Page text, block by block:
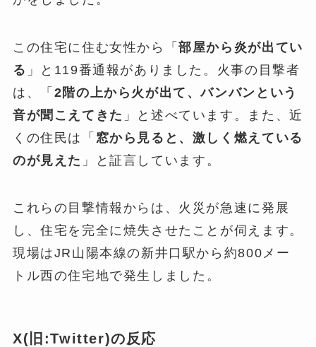
この住宅に住む女性から「部屋から炎が出てい
る 」と119番通報がありました。火事の目撃者
は、「 2階の上から火が出て、バンバンという
音が聞こえてきた 」と述べています。また、近
くの住民は「 窓から見ると、激しく燃えている
のが見えた 」と証言しています​ ​。
これらの目撃情報からは、火災が急速に発展
し、住宅を完全に焼失させたことが伺えます。
現場はJR山陽本線の新井口駅から約800メー
トル西の住宅地で発生しました​ ​。
X(旧:Twitter)の反応